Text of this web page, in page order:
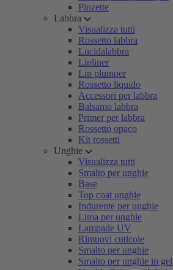
Pinzette
Labbra
Visualizza tutti
Rossetto labbra
Lucidalabbra
Lipliner
Lip plumper
Rossetto liquido
Accessori per labbra
Balsamo labbra
Primer per labbra
Rossetto opaco
Kit rossetti
Unghie
Visualizza tutti
Smalto per unghie
Base
Top coat unghie
Indurente per unghie
Lima per unghie
Lampade UV
Rimuovi cuticole
Smalto per unghie
Smalto per unghie in gel